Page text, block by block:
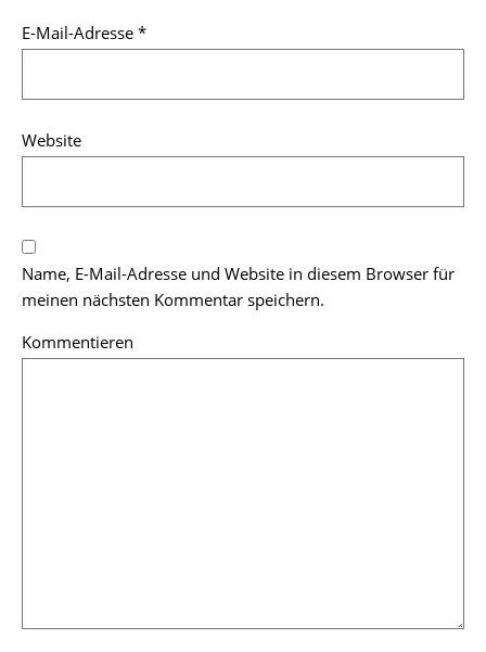
E-Mail-Adresse *
Website
Name, E-Mail-Adresse und Website in diesem Browser für
meinen nächsten Kommentar speichern.
Kommentieren